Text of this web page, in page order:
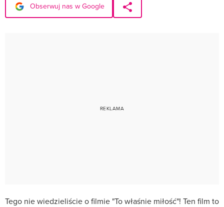
Obserwuj nas w Google
Tego nie wiedzieliście o filmie "To właśnie miłość"! Ten film to